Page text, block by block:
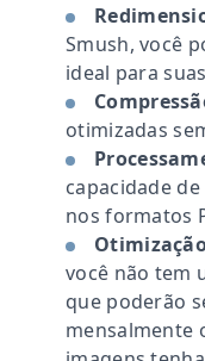
Smush, você
ideal para
otimizadas
capacidade
nos formatos
você não tem
que poderão
mensalmente